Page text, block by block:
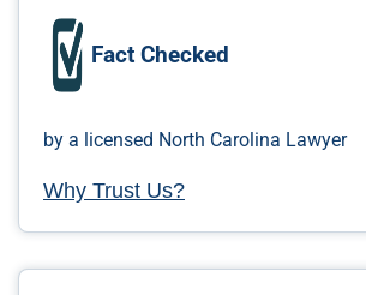
Fact Checked
by a licensed North Carolina Lawyer
Why Trust Us?